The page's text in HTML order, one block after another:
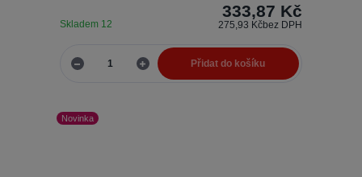
333,87 Kč
275,93 Kčbez DPH
Skladem 12
Přidat do košíku
Novinka